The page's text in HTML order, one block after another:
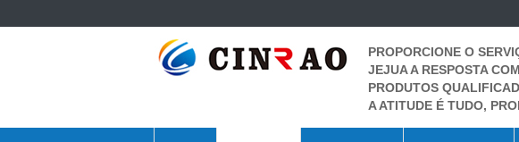
PROPORCIONE O
JEJUA A RESPOSTA
PRODUTOS
A ATITUDE É TUDO,